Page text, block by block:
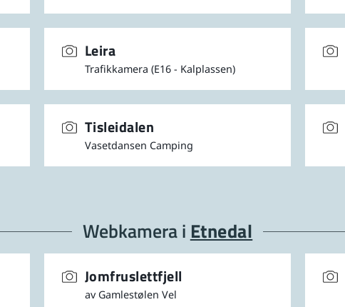
Leira
Trafikkamera (E16 - Kalplassen)
Tisleidalen
Vasetdansen Camping
Webkamera i Etnedal
Jomfruslettfjell
av Gamlestølen Vel